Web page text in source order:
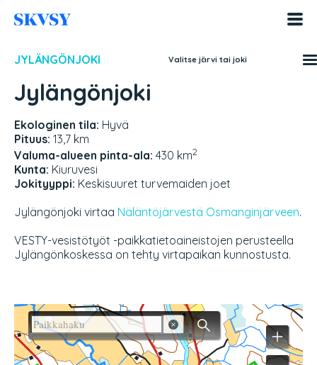
sisältöön
JYLÄNGÖNJOKI Valitse järvi tai joki
Jylängönjoki
Ekologinen tila: Hyvä
Pituus: 13,7 km
Valuma-alueen pinta-ala: 430 km2
Kunta: Kiuruvesi
Jokityyppi: Keskisuuret turvemaiden joet
Jylängönjoki virtaa Näläntöjärvestä Osmanginjärveen.
VESTY-vesistötyöt -paikkatietoaineistojen perusteella
Jylängönkoskessa on tehty virtapaikan kunnostusta.